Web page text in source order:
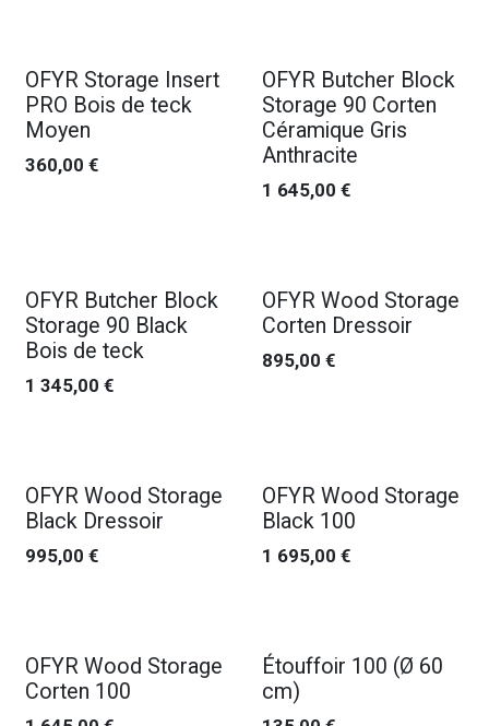
OFYR Storage Insert
PRO Bois de teck
Moyen
360,00 €
OFYR Butcher Block
Storage 90 Corten
Céramique Gris
Anthracite
1 645,00 €
OFYR Butcher Block
Storage 90 Black
Bois de teck
1 345,00 €
OFYR Wood Storage
Corten Dressoir
895,00 €
OFYR Wood Storage
Black Dressoir
995,00 €
OFYR Wood Storage
Black 100
1 695,00 €
OFYR Wood Storage
Corten 100
Étouffoir 100 (Ø 60
cm)